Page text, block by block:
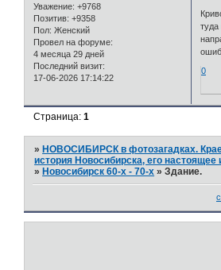
Уважение: +9768
Позитив: +9358
Пол: Женский
Провел на форуме:
4 месяца 29 дней
Последний визит:
17-06-2026 17:14:22
туда
0
Страница:1
» НОВОСИБИРСК в фотозагадках.
история Новосибирска, его
» Новосибирск 60-х - 70-х »Здание.